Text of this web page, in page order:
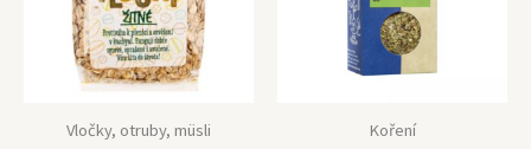
Vločky, otruby, müsli Koření